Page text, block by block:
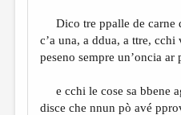
Dico tre ppalle de carne
c’a una, a ddua, a ttre, cchi
peseno sempre un’oncia ar
e cchi le cose sa bbene
disce che nnun pò avé